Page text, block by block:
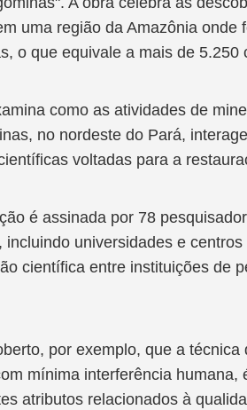
uma região da Amazônia
o que equivale a mais de 5.250
como as atividades de
no nordeste do Pará,
voltadas para a
é assinada por 78
incluindo universidades e
científica entre instituições de
por exemplo, que a
mínima interferência
atributos relacionados à